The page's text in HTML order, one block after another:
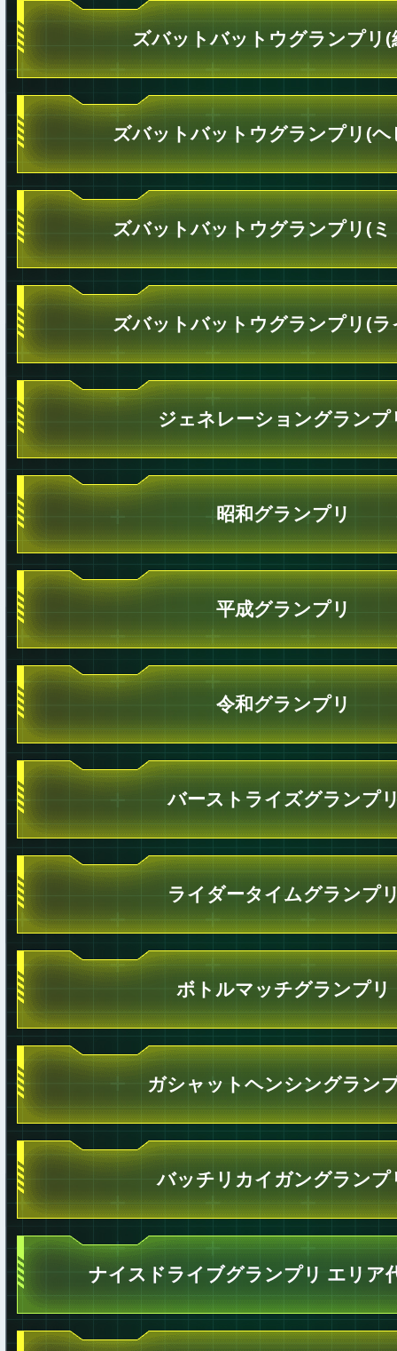
ズバットバットウグランプリ(
ズバットバットウグランプリ(ヘ
ズバットバットウグランプリ(ミ
ズバットバットウグランプリ(ラ
ジェネレーショングランプ
昭和グランプリ
平成グランプリ
令和グランプリ
バーストライズグランプ
ライダータイムグランプ
ボトルマッチグランプリ
ガシャットヘンシングラン
バッチリカイガングランプ
ナイスドライブグランプリ エリア